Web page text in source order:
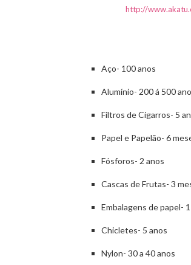
http://
Aço- 100 anos
Alumínio- 200 á 500
Filtros de Cigarros- 5
Papel e Papelão- 6
Fósforos- 2 anos
Cascas de Frutas- 3
Embalagens de papel-
Chicletes- 5 anos
Nylon- 30 a 40 anos